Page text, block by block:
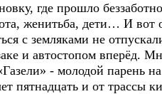
где прошло
женитьба, дети… И
с земляками не
и автостопом вперёд.
- молодой парень
пятнадцать и от трассы